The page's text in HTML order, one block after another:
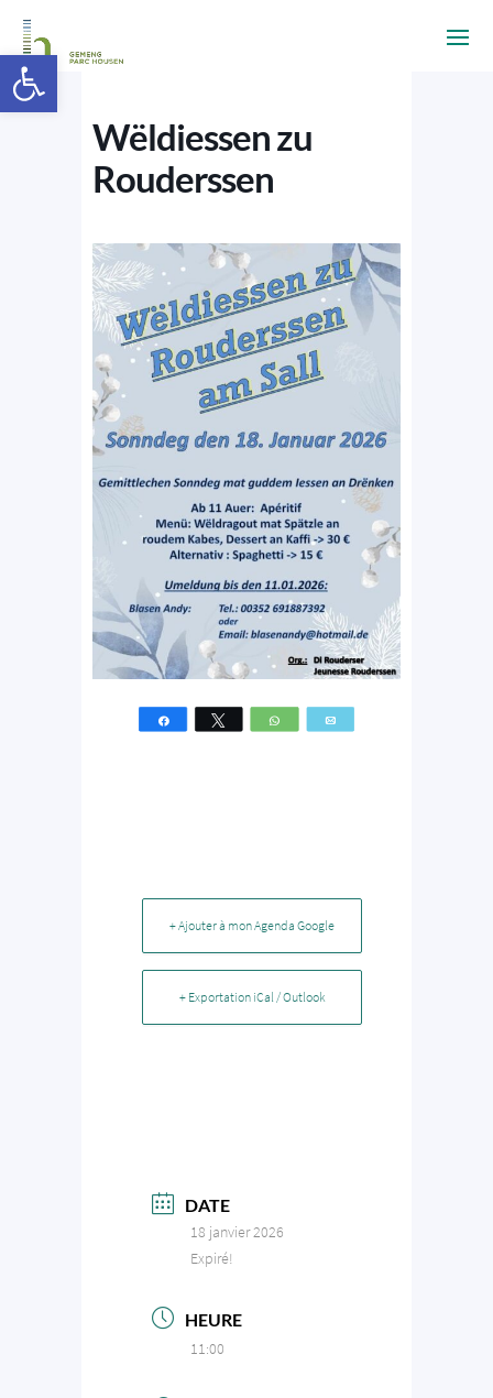
Wëldiessen zu
Rouderssen
Partagez Tweetez WhatsApp
+ Ajouter à mon Agenda Google
+ Exportation iCal / Outlook
DATE
18 janvier 2026
Expiré!
HEURE
11:00
Ouvrir la barre d’outils